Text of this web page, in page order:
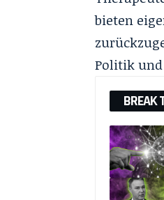
bieten
Politik
BREAK